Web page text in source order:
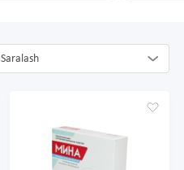
Saralash